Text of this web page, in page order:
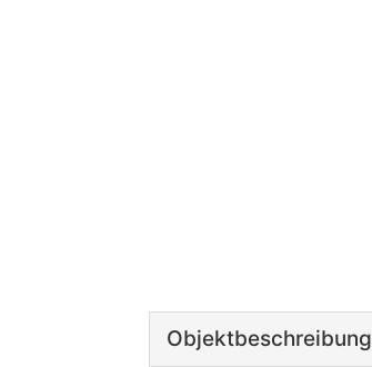
Objekt­beschreibung